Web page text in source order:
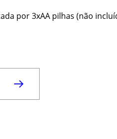
por 3xAA pilhas (não